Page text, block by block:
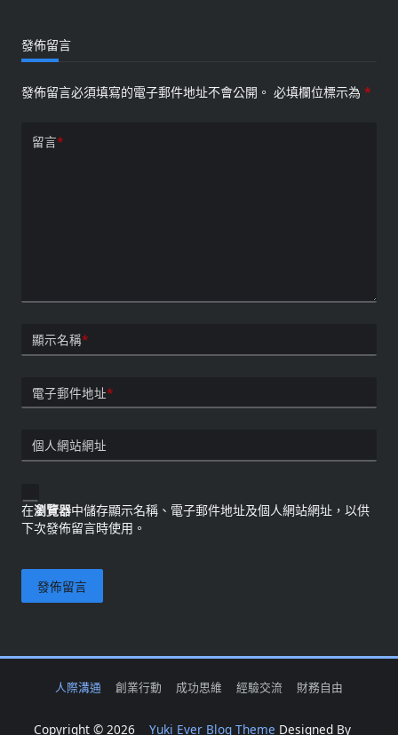
發佈留言
發佈留言必須填寫的電子郵件地址不會公開。 必填欄位標示為 *
留言*
顯示名稱*
電子郵件地址*
個人網站網址
在瀏覽器中儲存顯示名稱、電子郵件地址及個人網站網址，以供
下次發佈留言時使用。
人際溝通 創業行動 成功思維 經驗交流 財務自由
Copyright © 2026 Yuki Ever Blog Theme Designed By